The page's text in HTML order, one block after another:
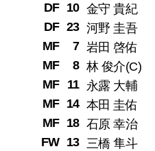
DF 10 金守 貴紀
DF 23 河野 圭吾
MF
7 岩田 啓佑
MF
8 林 俊介(C)
MF
11 永露 大輔
MF 14 本田 圭佑
MF 18 石原 幸治
FW 13 三橋 隼斗